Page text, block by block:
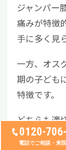
0120-
電話でご相談・来
ジャンパー
痛みが特徴
手に多く見
一方、オス
期の子ども
特徴です。
どちらも適
悪化する恐